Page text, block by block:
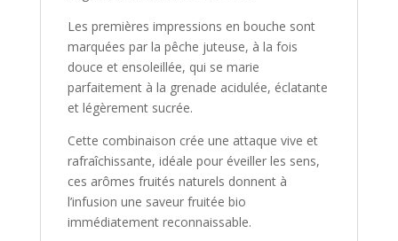
Les premières impressions en bouche sont
marquées par la pêche juteuse, à la fois
douce et ensoleillée, qui se marie
parfaitement à la grenade acidulée, éclatante
et légèrement sucrée.
Cette combinaison crée une attaque vive et
rafraîchissante, idéale pour éveiller les sens,
ces arômes fruités naturels donnent à
l’infusion une saveur fruitée bio
immédiatement reconnaissable.